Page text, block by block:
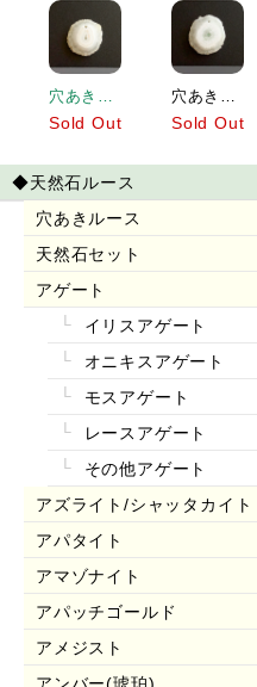
Sold Out Sold Out
◆天然石ルース
穴あきルース
天然石セット
アゲート
イリスアゲート
オニキスアゲート
モスアゲート
レースアゲート
その他アゲート
アズライト/シャッタカイト
アパタイト
アマゾナイト
アパッチゴールド
アメジスト
アンバー(琥珀)